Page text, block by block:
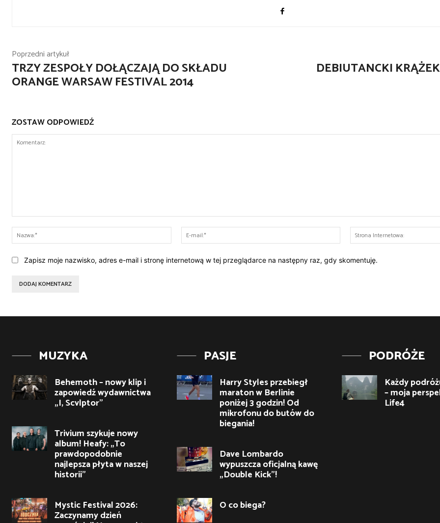
Poprzedni artykuł
TRZY ZESPOŁY DOŁĄCZAJĄ DO SKŁADU
ORANGE WARSAW FESTIVAL 2014
DEBIUTANCKI
ZOSTAW ODPOWIEDŹ
Nazwa:*
mail:*
Zapisz moje nazwisko, adres e-mail i stronę internetową w tej przeglądarce na następny raz, gdy skomentuję.
MUZYKA
Behemoth – nowy klip i
zapowiedź wydawnictwa
„I, Scvlptor”
Trivium szykuje nowy
album! Heafy: „To
prawdopodobnie
najlepsza płyta w naszej
historii”
Mystic Festival 2026:
Zaczynamy dzień
PASJE
Harry Styles przebiegł
maraton w Berlinie
poniżej 3 godzin! Od
mikrofonu do butów do
biegania!
Dave Lombardo
wypuszcza oficjalną kawę
„Double Kick”!
O co biega?
PODRÓŻE
Każdy
– moja
Life4